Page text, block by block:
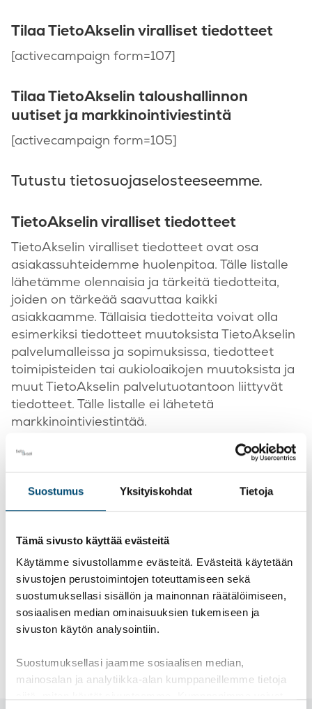
Suostumus Yksityiskohdat Tietoja
Tämä sivusto käyttää evästeitä
Käytämme sivustollamme evästeitä. Evästeitä käytetään
sivustojen perustoimintojen toteuttamiseen sekä
suostumuksellasi sisällön ja mainonnan räätälöimiseen,
sosiaalisen median ominaisuuksien tukemiseen ja
sivuston käytön analysointiin.
Suostumuksellasi jaamme sosiaalisen median,
mainosalan ja analytiikka-alan kumppaneillemme tietoja
Tilaa TietoAkselin viralliset tiedotteet
[activecampaign form=107]
Tilaa TietoAkselin taloushallinnon
uutiset ja markkinointiviestintä
[activecampaign form=105]
Tutustu tietosuojaselosteeseemme.
TietoAkselin viralliset tiedotteet
TietoAkselin viralliset tiedotteet ovat osa
asiakassuhteidemme huolenpitoa. Tälle listalle
lähetämme olennaisia ja tärkeitä tiedotteita,
joiden on tärkeää saavuttaa kaikki
asiakkaamme. Tällaisia tiedotteita voivat olla
esimerkiksi tiedotteet muutoksista TietoAkselin
palvelumalleissa ja sopimuksissa, tiedotteet
toimipisteiden tai aukioloaikojen muutoksista ja
muut TietoAkselin palvelutuotantoon liittyvät
tiedotteet. Tälle listalle ei lähetetä
markkinointiviestintää.
TietoAkselin taloushallinnon uutiset ja
asiakkaillemme olennaisista muutoksista ja
uudistuksista taloushallinnon alalla. Lisäksi
uutiskirjeissä voi olla kutsuja webinaareihin ja
muihin tapahtumiimme. Lisäksi listalle voidaan
ajoittain lähettää myös muita
markkinointiviestintään liittyviä